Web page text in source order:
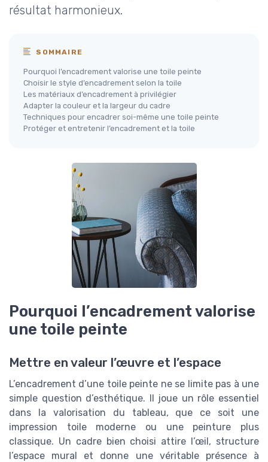
résultat harmonieux.
SOMMAIRE
Pourquoi l’encadrement valorise une toile peinte
Choisir le style d’encadrement selon la toile
Les matériaux d’encadrement à privilégier
Adapter la couleur et la largeur du cadre
Techniques pour encadrer soi-même une toile peinte
Protéger et entretenir l’encadrement et la toile
Pourquoi l’encadrement valorise
une toile peinte
Mettre en valeur l’œuvre et l’espace
L’encadrement d’une toile peinte ne se limite pas à une
simple question d’esthétique. Il joue un rôle essentiel
dans la valorisation du tableau, que ce soit une
impression toile moderne ou une peinture plus
classique. Un cadre bien choisi attire l’œil, structure
l’espace mural et donne une véritable présence à